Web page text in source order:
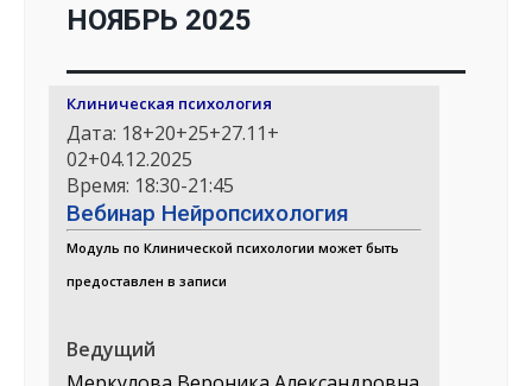
НОЯБРЬ 2025
Клиническая психология
Дата: 18+20+25+27.11+
02+04.12.2025
Время: 18:30-21:45
Вебинар Нейропсихология
Модуль по Клинической психологии может быть
предоставлен в записи
Ведущий